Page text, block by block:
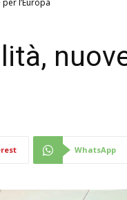
l’Europa
WhatsApp